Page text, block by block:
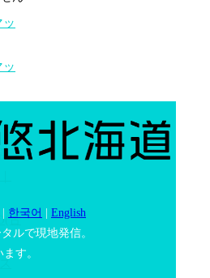
古
한국어
English
ルで現地発信。
す。